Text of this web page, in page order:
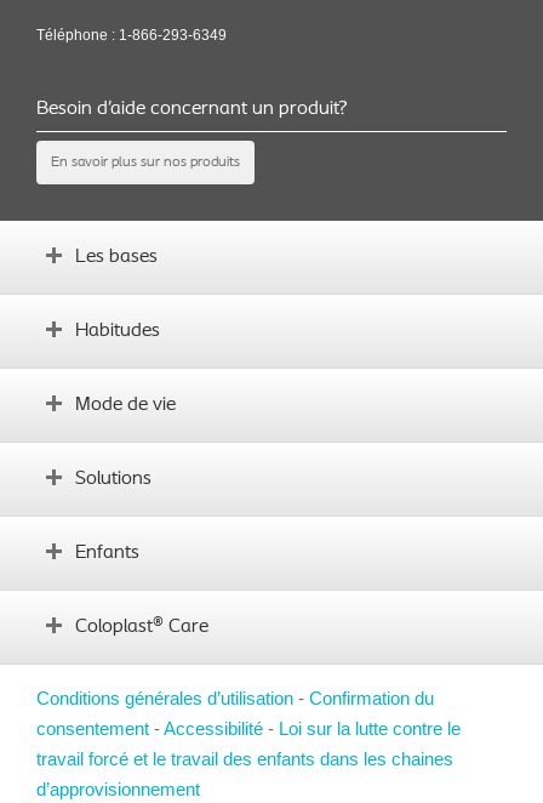
Téléphone : 1-866-293-6349
Besoin d’aide concernant un produit?
En savoir plus sur nos produits
Les bases
Comprendre le transit intestinal
Habitudes
Intégrer les bases
Mode de vie
L’alimentation
Témoignages d’utilisateurs
Solutions
Trouver votre solution Peristeen
FAQ
Enfants
Conseils pour les parents
Coloplast® Care
Ressources
À propos du programme Coloplast Care
Pour nous joindre
Conditions générales d’utilisation - Confirmation du
consentement -Accessibilité - Loi sur la lutte contre le
travail forcé et le travail des enfants dans les chaines
d’approvisionnement